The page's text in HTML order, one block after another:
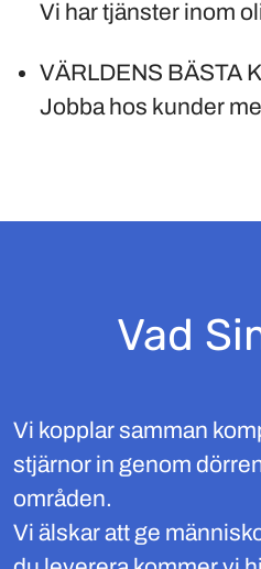
Vi har tjänster inom
VÄRLDENS BÄSTA
Jobba hos kunder
Vad
Vi kopplar samman
stjärnor in genom
områden.
Vi älskar att ge